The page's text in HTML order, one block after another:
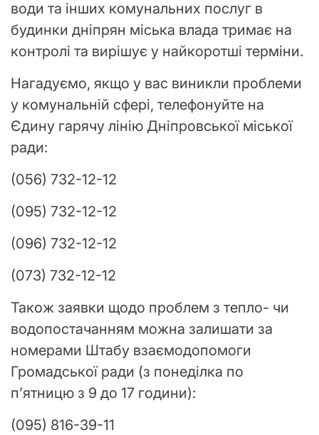
води та інших комунальних послуг в
будинки дніпрян міська влада тримає на
контролі та вирішує у найкоротші терміни.
Нагадуємо, якщо у вас виникли проблеми
у комунальній сфері, телефонуйте на
Єдину гарячу лінію Дніпровської міської
ради:
(056) 732-12-12
(095) 732-12-12
(096) 732-12-12
(073) 732-12-12
Також заявки щодо проблем з тепло- чи
водопостачанням можна залишати за
номерами Штабу взаємодопомоги
Громадської ради (з понеділка по
п’ятницю з 9 до 17 години):
(095) 816-39-11